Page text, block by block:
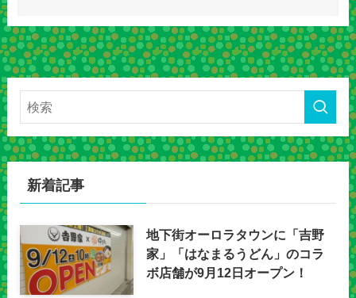
新着記事
地下街オーロラタウンに「吉野
家」「はなまるうどん」のコラ
ボ店舗が9月12日オープン！